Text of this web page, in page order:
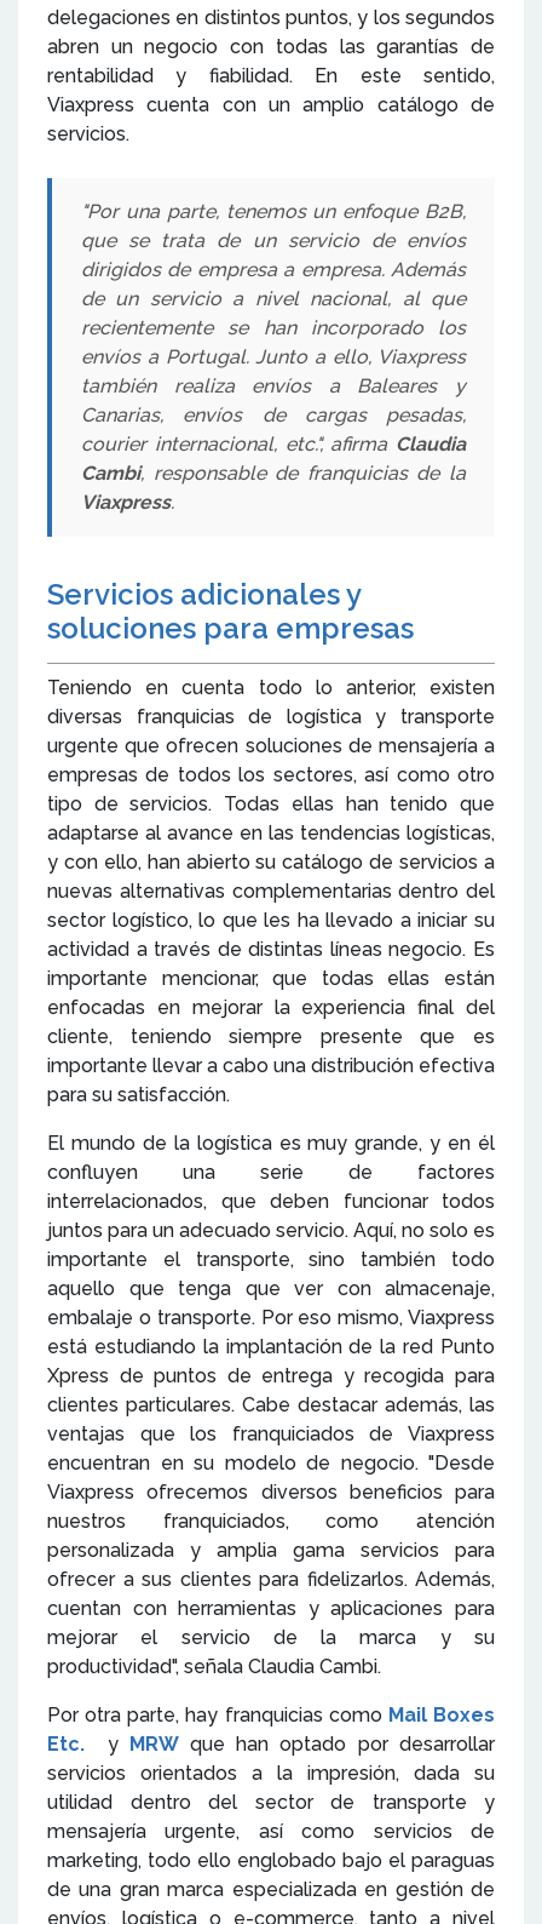
delegaciones en distintos puntos, y los segundos
abren un negocio con todas las garantías de
rentabilidad y fiabilidad. En este sentido,
Viaxpress cuenta con un amplio catálogo de
servicios.
"Por una parte, tenemos un enfoque B2B,
que se trata de un servicio de envíos
dirigidos de empresa a empresa. Además
de un servicio a nivel nacional, al que
recientemente se han incorporado los
envíos a Portugal. Junto a ello, Viaxpress
también realiza envíos a Baleares y
Canarias, envíos de cargas pesadas,
courier internacional, etc.", afirma Claudia
Cambi, responsable de franquicias de la
Viaxpress.
Servicios adicionales y
soluciones para empresas
Teniendo en cuenta todo lo anterior, existen
diversas franquicias de logística y transporte
urgente que ofrecen soluciones de mensajería a
empresas de todos los sectores, así como otro
tipo de servicios. Todas ellas han tenido que
adaptarse al avance en las tendencias logísticas,
y con ello, han abierto su catálogo de servicios a
nuevas alternativas complementarias dentro del
sector logístico, lo que les ha llevado a iniciar su
actividad a través de distintas líneas negocio. Es
importante mencionar, que todas ellas están
enfocadas en mejorar la experiencia final del
cliente, teniendo siempre presente que es
importante llevar a cabo una distribución efectiva
para su satisfacción.
El mundo de la logística es muy grande, y en él
confluyen una serie de factores
interrelacionados, que deben funcionar todos
juntos para un adecuado servicio. Aquí, no solo es
importante el transporte, sino también todo
aquello que tenga que ver con almacenaje,
embalaje o transporte. Por eso mismo, Viaxpress
está estudiando la implantación de la red Punto
Xpress de puntos de entrega y recogida para
clientes particulares. Cabe destacar además, las
ventajas que los franquiciados de Viaxpress
encuentran en su modelo de negocio. "Desde
Viaxpress ofrecemos diversos beneficios para
nuestros franquiciados, como atención
personalizada y amplia gama servicios para
ofrecer a sus clientes para fidelizarlos. Además,
cuentan con herramientas y aplicaciones para
mejorar el servicio de la marca y su
productividad", señala Claudia Cambi.
Por otra parte, hay franquicias como Mail Boxes
Etc. y MRW que han optado por desarrollar
servicios orientados a la impresión, dada su
utilidad dentro del sector de transporte y
mensajería urgente, así como servicios de
marketing, todo ello englobado bajo el paraguas
de una gran marca especializada en gestión de
envíos, logística o e-commerce, tanto a nivel